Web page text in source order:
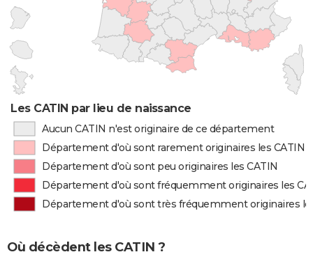
Les CATIN par lieu de naissance
Aucun CATIN n'est originaire de ce département
Département d'où sont rarement originaires les CATIN
Département d'où sont peu originaires les CATIN
Département d'où sont fréquemment originaires les
Département d'où sont très fréquemment originaires
Où décèdent les CATIN ?